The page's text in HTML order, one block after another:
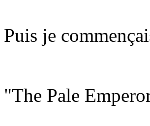
Puis je
"The Pale